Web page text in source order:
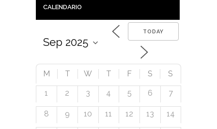
CALENDARIO
TODAY
M T W T F S S
1 2 3 4 5 6 7
8 9 10 11 12 13 14